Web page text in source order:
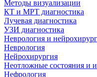
Методы визуализации
КТ и МРТ диагностика
Лучевая диагностика
УЗИ диагностика
Неврология и
Неврология
Нейрохирургия
Неотложные состояния и
Нефрология